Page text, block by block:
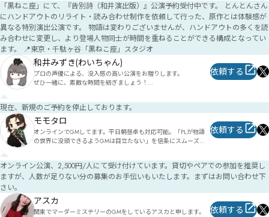
「黒ねこ座」にて、『告別詩（和井演出版）』公演予約受付中です。 とんとんさん
にハンドアウトのリライト・読み合わせ制作を依頼して行った、原作とは体験感が
異なる特別演出公演です。 物語は変わりございませんが、ハンドアウトの多くを読
み合わせに変更し、より登場人物同士が時間を重ねることができる構成となってい
ます。 📍東京・千駄ヶ谷「黒ねこ座」スタジオ
和井みずき(わいちゃん)
プロの声優による、没入感の高い公演をお贈りします。
ぜひ一緒に、素敵な時間を紡ぎましょう！
✦経歴✦
小学生〜高校生まで演劇部に所属。
日本大学芸術学部演劇学科演技コースを4年間首席で卒業。
学業のかたわら子どもショーのお姉さんとして3年間活動し、大
学卒業後は声優事務所に所属。
アニメ、ゲーム、舞台、朗読、音楽、司会など様々な分野にて活
2023年よりフリーGMとしての活動を開始。
これまでの経験を生かした豊かな表現で、作品の世界をていねい
に紡ぎ、たくさんのプレイヤーに贈り届けている。
依頼する
現在、新規のご予約を停止しております。
モモタロ
オンラインでGMしてます。平日朝昼卓も対応可能。「PLが物語
の世界に没頭できるようGMは目立たない」を信条にスムーズな
依頼する
オンライン公演、2,500円/人にて受け付けています。貸切やペアでの参加を推奨し
ますが、人数が足りない分の募集のお手伝いもいたします。まずはお問い合わせ下
さい。
アスカ
関東でマーダーミステリーのGMをしているアスカと申します。
依頼する